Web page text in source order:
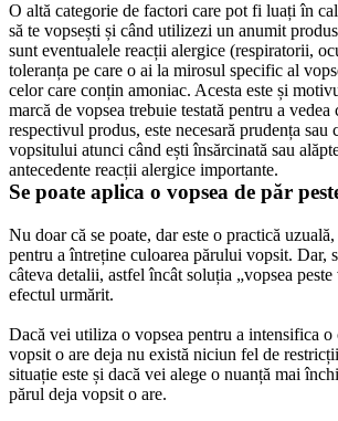
O altă categorie de factori care pot fi luați în
să te vopsești și când utilizezi un anumit
sunt eventualele reacții alergice (respiratorii,
toleranța pe care o ai la mirosul specific al
celor care conțin amoniac. Acesta este și
marcă de vopsea trebuie testată pentru a
respectivul produs, este necesară prudența sau
vopsitului atunci când ești însărcinată sau
antecedente reacții alergice importante.
Se poate aplica o vopsea de păr
Nu doar că se poate, dar este o practică uzuală,
pentru a întreține culoarea părului vopsit. Dar,
câteva detalii, astfel încât soluția „vopsea peste
efectul urmărit.
Dacă vei utiliza o vopsea pentru a intensifica o
vopsit o are deja nu există niciun fel de
situație este și dacă vei alege o nuanță mai
părul deja vopsit o are.